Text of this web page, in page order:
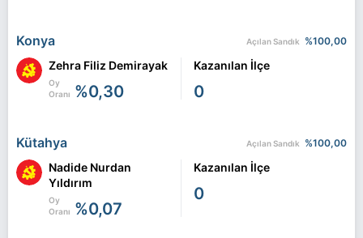
Konya Açılan Sandık %100,00
Zehra Filiz Demirayak
Oy
Oranı %0,30
Kazanılan İlçe
0
Kütahya Açılan Sandık %100,00
Nadide Nurdan
Yıldırım
Oy
Oranı %0,07
Kazanılan İlçe
0